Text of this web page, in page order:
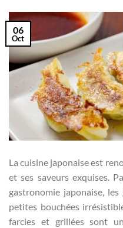
06
Oct
La cuisine japonaise est
et ses saveurs exquises.
gastronomie japonaise,
petites bouchées
farcies et grillées sont